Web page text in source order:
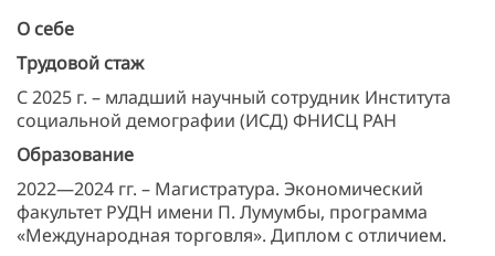
О себе
Трудовой стаж
С 2025 г. – младший научный сотрудник Института
социальной демографии (ИСД) ФНИСЦ РАН
Образование
2022—2024 гг. – Магистратура. Экономический
факультет РУДН имени П. Лумумбы, программа
«Международная торговля». Диплом с отличием.